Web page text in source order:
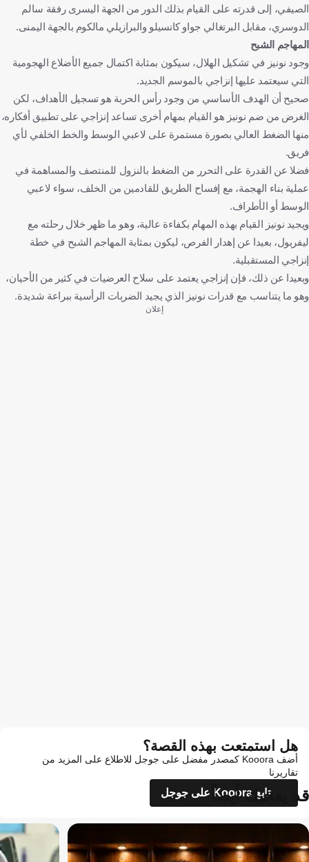
الصيفي، إلى قدرته على القيام بذلك الدور من الجهة اليسرى رفقة سالم
الدوسري، مقابل البرتغالي جواو كانسيلو والبرازيلي مالكوم بالجهة اليمنى.
المهاجم الشبح
وجود نونيز في تشكيل الهلال، سيكون بمثابة اكتمال جميع الأضلاع الهجومية
التي سيعتمد عليها إنزاجي بالموسم الجديد.
صحيح أن الهدف الأساسي من وجود رأس الحربة هو تسجيل الأهداف، لكن
الغرض من ضم نونيز هو القيام بمهام أخرى تساعد إنزاجي على تطبيق أفكاره،
منها الضغط العالي بصورة مستمرة على لاعبي الوسط والخط الخلفي لأي
فريق.
فضلا عن القدرة على التحرر من الضغط بالنزول للمنتصف والمساهمة في
عملية بناء الهجمة، مع إفساح الطريق للقادمين من الخلف، سواء لاعبي
الوسط أو الأطراف.
ويجيد نونيز القيام بهذه المهام بكفاءة عالية، وهو ما ظهر خلال رحلته مع
ليفربول، بعيدا عن إهدار الفرص، ليكون بمثابة المهاجم الشبح في خطة
إنزاجي المستقبلية.
وبعيدا عن ذلك، فإن إنزاجي يعتمد على سلاح العرضيات في كثير من الأحيان،
وهو ما يتناسب مع قدرات نونيز الذي يجيد الضربات الرأسية ببراعة شديدة.
إعلان
هل استمتعت بهذه القصة؟
أضف Kooora كمصدر مفضل على جوجل للاطلاع على المزيد من
تقاريرنا
تابع Kooora على جوجل
قد يعجبك أيضاً